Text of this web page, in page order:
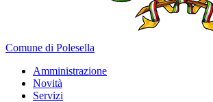
Comune di Polesella
Amministrazione
Novità
Servizi